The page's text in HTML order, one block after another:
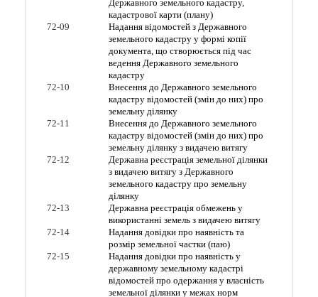
Державного земельного кадастру,
кадастрової карти (плану)
72-09
Надання відомостей з Державного
земельного кадастру у формі копії
документа, що створюється під час
ведення Державного земельного
кадастру
72-10
Внесення до Державного земельного
кадастру відомостей (змін до них) про
земельну ділянку
72-11
Внесення до Державного земельного
кадастру відомостей (змін до них) про
земельну ділянку з видачею витягу
72-12
Державна реєстрація земельної ділянки
з видачею витягу з Державного
земельного кадастру про земельну
ділянку
72-13
Державна реєстрація обмежень у
використанні земель з видачею витягу
72-14
Надання довідки про наявність та
розмір земельної частки (паю)
72-15
Надання довідки про наявність у
державному земельному кадастрі
відомостей про одержання у власність
земельної ділянки у межах норм